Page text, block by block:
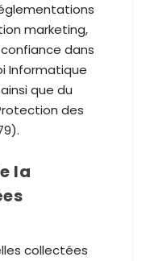
marketing,
confiance dans
Informatique
que du
des
la
collectées